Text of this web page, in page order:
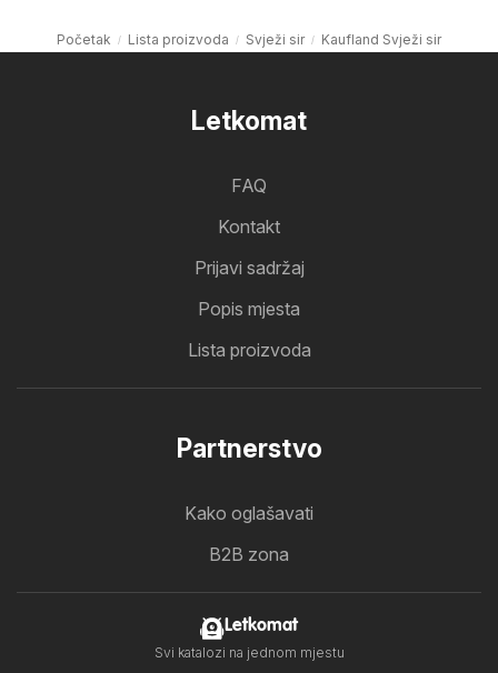
Početak Lista proizvoda Svježi sir Kaufland Svježi sir
Letkomat
FAQ
Kontakt
Prijavi sadržaj
Popis mjesta
Lista proizvoda
Partnerstvo
Kako oglašavati
B2B zona
Letkomat
Svi katalozi na jednom mjestu